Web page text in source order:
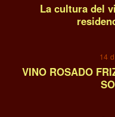
La cultura del
14
VINO ROSADO